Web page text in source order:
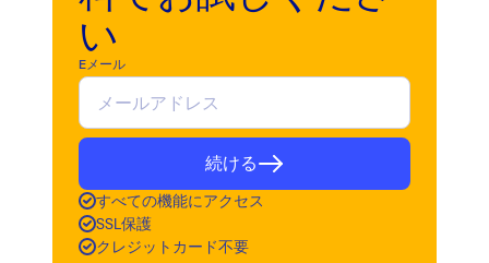
い
Eメール
続ける
すべての機能にアクセス
SSL保護
クレジットカード不要